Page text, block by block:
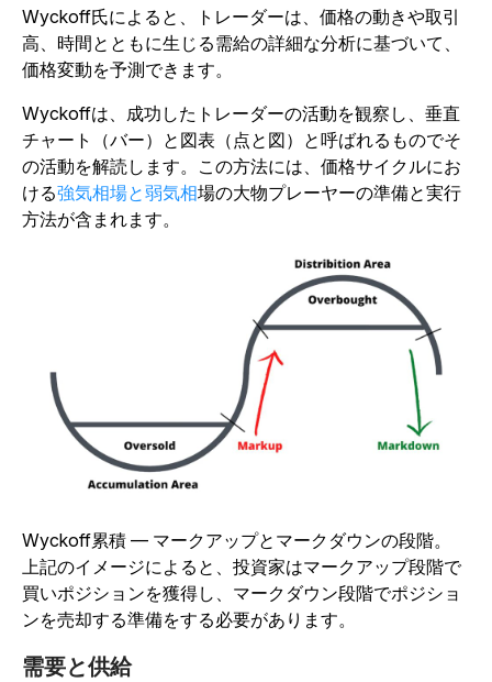
Wyckoff氏によると、トレーダーは、価格の動きや取引
高、時間とともに生じる需給の詳細な分析に基づいて、
価格変動を予測できます。
Wyckoffは、成功したトレーダーの活動を観察し、垂直
チャート（バー）と図表（点と図）と呼ばれるものでそ
の活動を解読します。この方法には、価格サイクルにお
ける強気相場と弱気相場の大物プレーヤーの準備と実行
方法が含まれます。
Wyckoff累積 — マークアップとマークダウンの段階。
上記のイメージによると、投資家はマークアップ段階で
買いポジションを獲得し、マークダウン段階でポジショ
ンを売却する準備をする必要があります。
需要と供給